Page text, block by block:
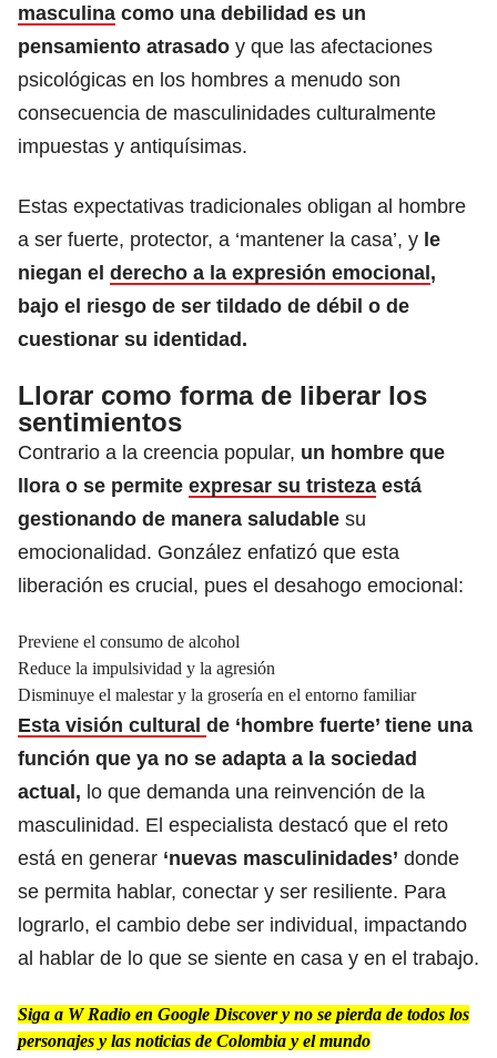
masculina como una debilidad es un
pensamiento atrasado y que las afectaciones
psicológicas en los hombres a menudo son
consecuencia de masculinidades culturalmente
impuestas y antiquísimas.
Estas expectativas tradicionales obligan al hombre
a ser fuerte, protector, a ‘mantener la casa’, y le
niegan el derecho a la expresión emocional,
bajo el riesgo de ser tildado de débil o de
cuestionar su identidad.
Llorar como forma de liberar los
sentimientos
Contrario a la creencia popular, un hombre que
llora o se permite expresar su tristeza está
gestionando de manera saludable su
emocionalidad. González enfatizó que esta
liberación es crucial, pues el desahogo emocional:
Previene el consumo de alcohol
Reduce la impulsividad y la agresión
Disminuye el malestar y la grosería en el entorno familiar
Esta visión cultural de ‘hombre fuerte’ tiene una
función que ya no se adapta a la sociedad
actual, lo que demanda una reinvención de la
masculinidad. El especialista destacó que el reto
está en generar ‘nuevas masculinidades’ donde
se permita hablar, conectar y ser resiliente. Para
lograrlo, el cambio debe ser individual, impactando
al hablar de lo que se siente en casa y en el trabajo.
Siga a W Radio en Google Discover y no se pierda de todos los
personajes y las noticias de Colombia y el mundo